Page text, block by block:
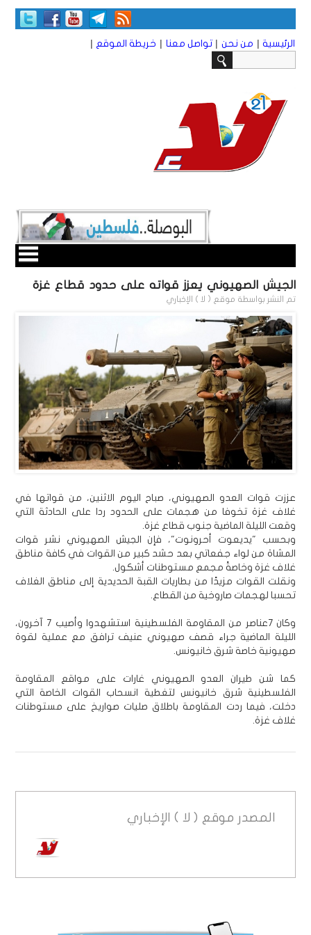
الرئيسية | من نحن | تواصل معنا | خريطة الموقع |
الجيش الصهيوني يعزز قواته على حدود قطاع غزة
تم النشر بواسطة موقع ( لا ) الإخباري
عززت قوات العدو الصهيوني، صباح اليوم الاثنين، من قواتها في
غلاف غزة تخوفا من هجمات على الحدود ردا على الحادثة التي
وقعت الليلة الماضية جنوب قطاع غزة.
وبحسب "يديعوت أحرونوت"، فإن الجيش الصهيوني نشر قوات
المشاة من لواء جفعاتي بعد حشد كبير من القوات في كافة مناطق
غلاف غزة وخاصةً مجمع مستوطنات أشكول.
ونقلت القوات مزيدًا من بطاريات القبة الحديدية إلى مناطق الغلاف
تحسبا لهجمات صاروخية من القطاع.
وكان 7عناصر من المقاومة الفلسطينية استشهدوا وأصيب 7 آخرون،
الليلة الماضية جراء قصف صهيوني عنيف ترافق مع عملية لقوة
صهيونية خاصة شرق خانيونس.
كما شن طيران العدو الصهيوني غارات على مواقع المقاومة
الفلسطينية شرق خانيونس لتغطية انسحاب القوات الخاصة التي
دخلت، فيما ردت المقاومة باطلاق صليات صواريخ على مستوطنات
غلاف غزة.
المصدر موقع ( لا ) الإخباري